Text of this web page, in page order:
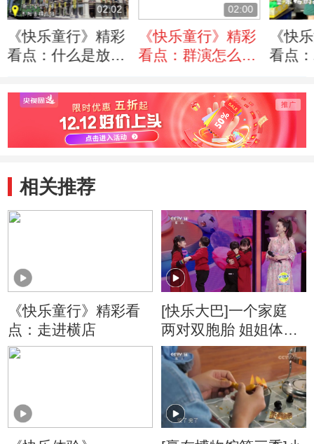
02:02
《快乐童行》精彩
看点：什么是放映
店影视城了解一下
吧
02:00
《快乐童行》精彩
看点：群演怎么
明上河图体验一回
《快
看点
的“见
相关推荐
《快乐童行》精彩看
点：走进横店
[快乐大巴]一个家庭
两对双胞胎 姐姐体验
不一般